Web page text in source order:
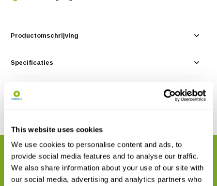
This website uses cookies
We use cookies to personalise content and ads, to
provide social media features and to analyse our traffic.
We also share information about your use of our site with
our social media, advertising and analytics partners who
Productomschrijving
Specificaties
Reviews
GERELATEERDE PRODUCTEN
Maak uw bestelling compleet